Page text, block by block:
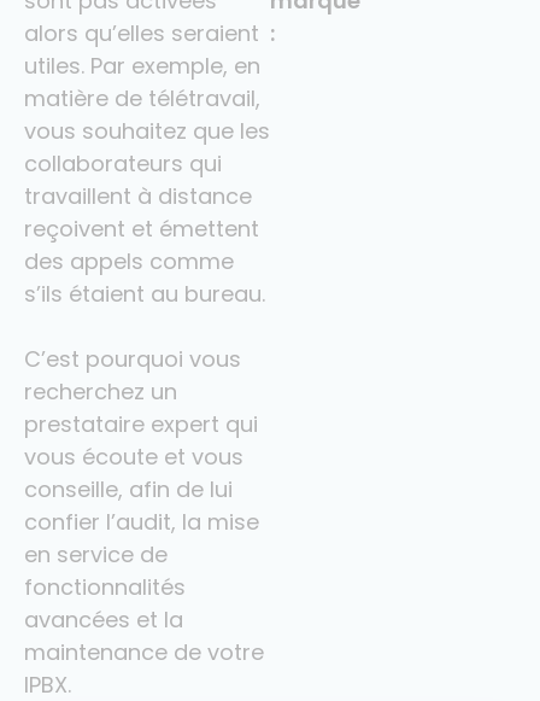
alors qu’elles seraient
utiles. Par exemple, en
matière de télétravail,
vous souhaitez que les
collaborateurs qui
travaillent à distance
reçoivent et émettent
des appels comme
s’ils étaient au bureau.
C’est pourquoi vous
recherchez un
prestataire expert qui
vous écoute et vous
conseille, afin de lui
confier l’audit, la mise
en service de
fonctionnalités
avancées et la
maintenance de votre
IPBX.
: